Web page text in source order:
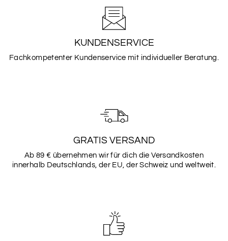
SCHRIFTART
3
SCHRIFTART
KUNDENSERVICE
Fachkompetenter Kundenservice mit individueller Beratung.
GRATIS VERSAND
Ab 89 € übernehmen wir für dich die Versandkosten
innerhalb Deutschlands, der EU, der Schweiz und weltweit.